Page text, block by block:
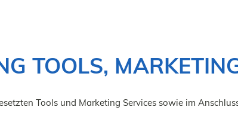
TOOLS,
Tools und Marketing Services sowie im